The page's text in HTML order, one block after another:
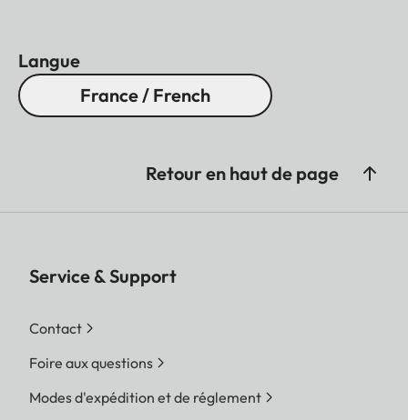
Langue
France / French
Retour en haut de page
Service & Support
Contact
Foire aux questions
Modes d'expédition et de réglement